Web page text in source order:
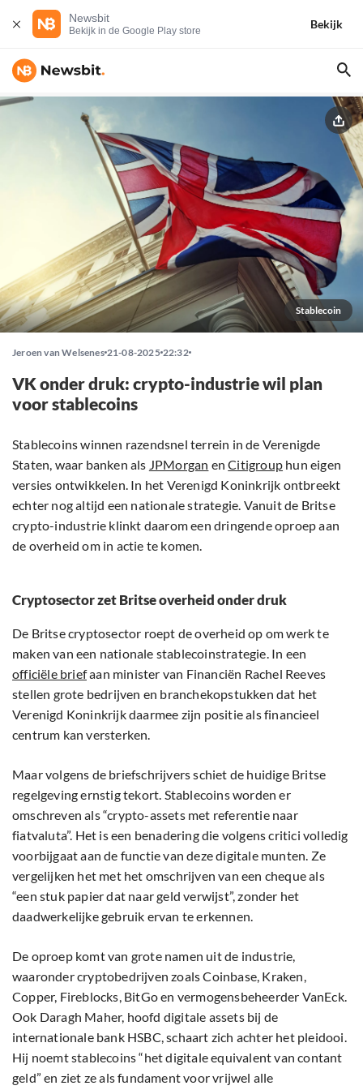
Newsbit
Bekijk in de Google Play store
Bekijk
Stablecoin
Jeroen van Welsenes 21-08-2025 22:32
VK onder druk: crypto-industrie wil plan
voor stablecoins
Stablecoins winnen razendsnel terrein in de Verenigde
Staten, waar banken als JPMorgan enCitigroup hun eigen
versies ontwikkelen. In het Verenigd Koninkrijk ontbreekt
echter nog altijd een nationale strategie. Vanuit de Britse
crypto-industrie klinkt daarom een dringende oproep aan
de overheid om in actie te komen.
Cryptosector zet Britse overheid onder druk
De Britse cryptosector roept de overheid op om werk te
maken van een nationale stablecoinstrategie. In een
officiële briefaan minister van Financiën Rachel Reeves
stellen grote bedrijven en branchekopstukken dat het
Verenigd Koninkrijk daarmee zijn positie als financieel
centrum kan versterken.
Maar volgens de briefschrijvers schiet de huidige Britse
regelgeving ernstig tekort. Stablecoins worden er
omschreven als “crypto-assets met referentie naar
fiatvaluta”. Het is een benadering die volgens critici volledig
voorbijgaat aan de functie van deze digitale munten. Ze
vergelijken het met het omschrijven van een cheque als
“een stuk papier dat naar geld verwijst”, zonder het
daadwerkelijke gebruik ervan te erkennen.
De oproep komt van grote namen uit de industrie,
waaronder cryptobedrijven zoals Coinbase, Kraken,
Copper, Fireblocks, BitGo en vermogensbeheerder VanEck.
Ook Daragh Maher, hoofd digitale assets bij de
internationale bank HSBC, schaart zich achter het pleidooi.
Hij noemt stablecoins “het digitale equivalent van contant
geld” en ziet ze als fundament voor vrijwel alle